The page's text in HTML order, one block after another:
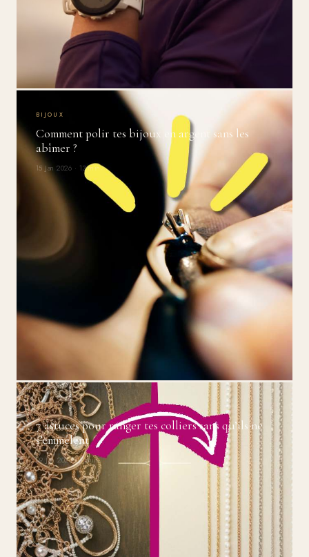
BIJOUX
Comment polir tes bijoux en argent sans les
abîmer ?
15 Jan 2026 · 13 min
BIJOUX
7 astuces pour ranger tes colliers sans qu’ils ne
s’emmêlent
09 Jan 2026 · 9 min